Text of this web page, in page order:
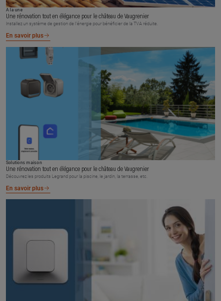
À la une
Une rénovation tout en élégance pour le château de Vaugrenier
Installez un système de gestion de l’énergie pour bénéficier de la TVA réduite.
En savoir plus
Solutions maison
Une rénovation tout en élégance pour le château de Vaugrenier
Découvrez les produits Legrand pour la piscine, le jardin, la terrasse, etc.
En savoir plus